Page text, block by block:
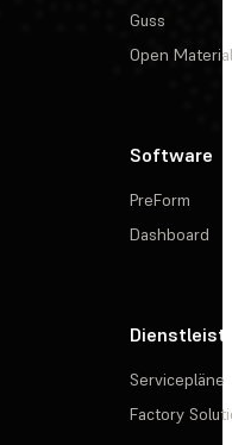
Guss
Open
Software
PreForm
Dashboard
Servicepläne
Factory